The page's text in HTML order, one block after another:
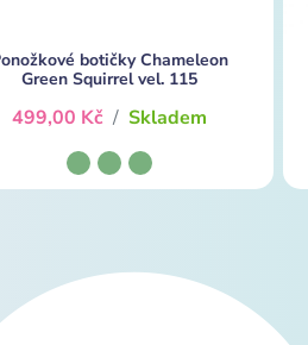
botičky Chameleon
Green Squirrel vel. 115
499,00 Kč / Skladem